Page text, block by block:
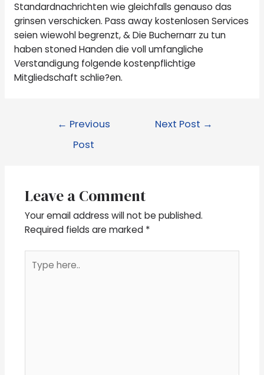
Standardnachrichten wie gleichfalls genauso das
grinsen verschicken. Pass away kostenlosen Services
seien wiewohl begrenzt, & Die Buchernarr zu tun
haben stoned Handen die voll umfangliche
Verstandigung folgende kostenpflichtige
Mitgliedschaft schlie?en.
← Previous
Post
Next Post →
Leave a Comment
Your email address will not be published.
Required fields are marked *
here..